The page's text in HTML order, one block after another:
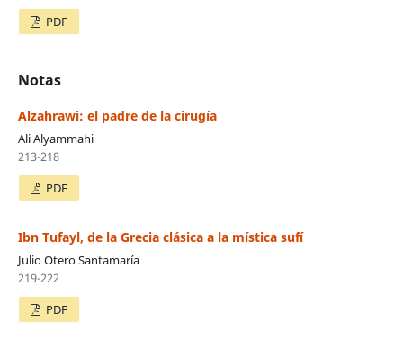
PDF
Notas
Alzahrawi: el padre de la cirugía
Ali Alyammahi
213-218
PDF
Ibn Tufayl, de la Grecia clásica a la mística sufí
Julio Otero Santamaría
219-222
PDF